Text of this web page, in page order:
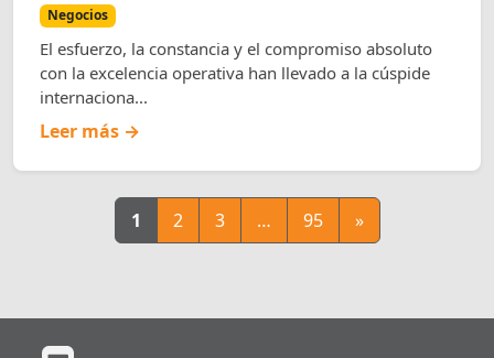
Negocios
El esfuerzo, la constancia y el compromiso absoluto
con la excelencia operativa han llevado a la cúspide
internaciona...
Leer más →
1 2 3 … 95 »